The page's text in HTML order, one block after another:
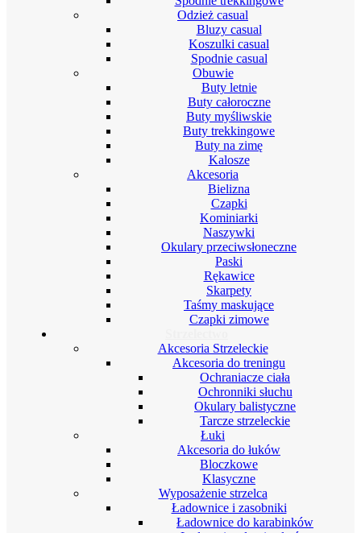
Odzież casual
Bluzy casual
Koszulki casual
Spodnie casual
Obuwie
Buty letnie
Buty całoroczne
Buty myśliwskie
Buty trekkingowe
Buty na zimę
Kalosze
Akcesoria
Bielizna
Czapki
Kominiarki
Naszywki
Okulary przeciwsłoneczne
Paski
Rękawice
Skarpety
Taśmy maskujące
Czapki zimowe
Akcesoria Strzeleckie
Akcesoria do treningu
Ochraniacze ciała
Ochronniki słuchu
Okulary balistyczne
Tarcze strzeleckie
Łuki
Akcesoria do łuków
Bloczkowe
Klasyczne
Wyposażenie strzelca
Ładownice i zasobniki
Ładownice do karabinków